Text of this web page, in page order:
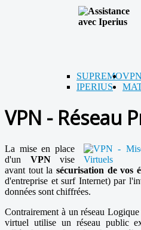
SUPREMO
IPERIUS
VPN
VPN - Réseau
La mise en place
d'un VPNvise
avant tout la sécurisation de vos
d'entreprise et surf Internet) par
données sont chiffrées.
Contrairement à un réseau
virtuel utilise un réseau public